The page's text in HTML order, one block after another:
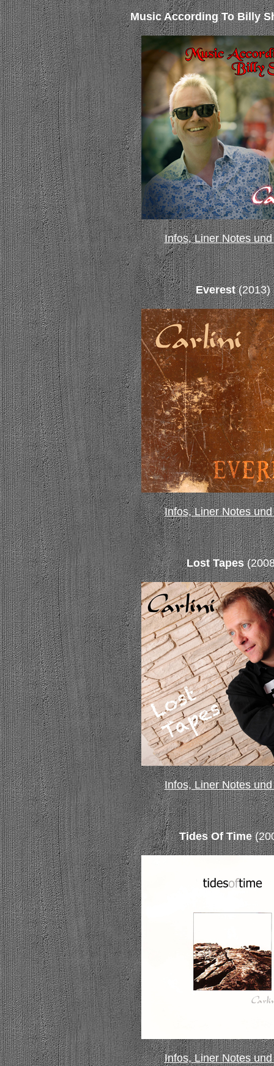
Music According To Billy
Infos, Liner Notes und
Everest(2013)
Infos, Liner Notes und
Lost Tapes
Infos, Liner Notes und
Tides Of Time
Infos, Liner Notes und